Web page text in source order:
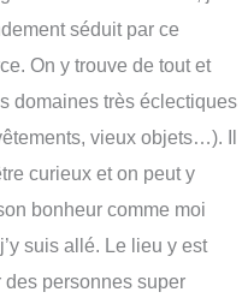
séduit par ce
On y trouve de tout et
domaines très éclectiques
vieux objets…). Il
curieux et on peut y
bonheur comme moi
suis allé. Le lieu y est
des personnes super